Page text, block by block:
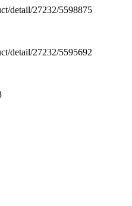
detail/27232/5598875
detail/27232/5595692